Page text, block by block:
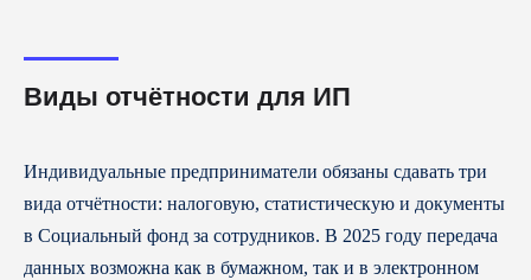
Виды отчётности для ИП
Индивидуальные предприниматели обязаны сдавать три
вида отчётности: налоговую, статистическую и документы
в Социальный фонд за сотрудников. В 2025 году передача
данных возможна как в бумажном, так и в электронном